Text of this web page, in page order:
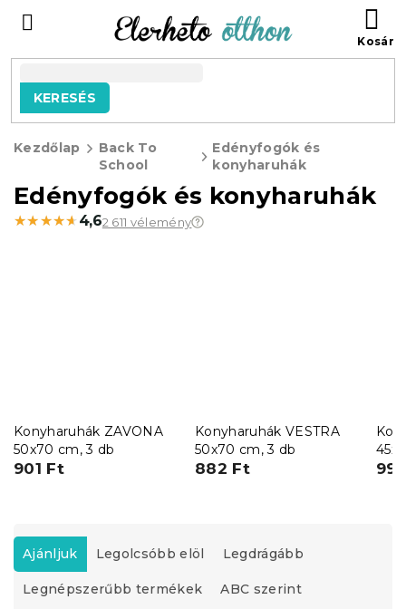
tartalomhoz
KERESÉS
Kezdőlap
Back To
School
Edényfogók és
konyharuhák
Edényfogók és konyharuhák
★★★★★
★★★★★ 4,62 611 vélemény
Konyharuhák ZAVONA
50x70 cm, 3 db
901 Ft
Konyharuhák VESTRA
50x70 cm, 3 db
882 Ft
T
e
r
m
Ajánljuk Legolcsóbb elöl Legdrágább
Legnépszerűbb termékek ABC szerint